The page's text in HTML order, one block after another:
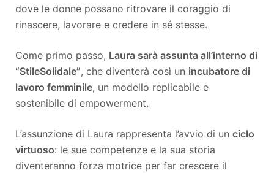
dove le donne possano ritrovare il coraggio di
rinascere, lavorare e credere in sé stesse.
Come primo passo, Laura sarà assunta all’interno di
“StileSolidale”, che diventerà così un incubatore di
lavoro femminile, un modello replicabile e
sostenibile di empowerment.
L’assunzione di Laura rappresenta l’avvio di un ciclo
virtuoso: le sue competenze e la sua storia
diventeranno forza motrice per far crescere il